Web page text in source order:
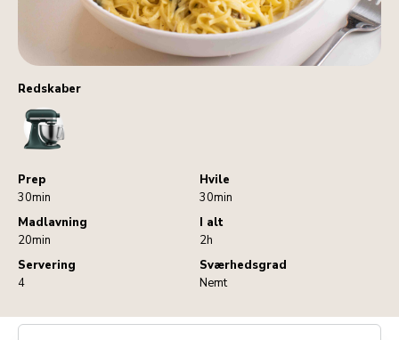
Redskaber
StandMixer
Prep
30min
Hvile
30min
Madlavning
20min
I alt
2h
Servering
4
Sværhedsgrad
Nemt